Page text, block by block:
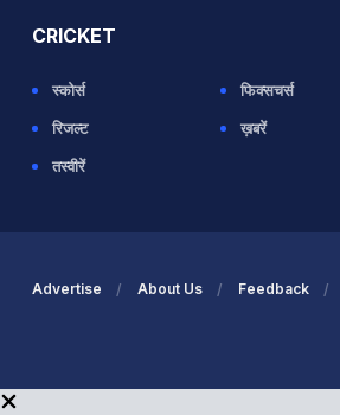
CRICKET
स्कोर्स
फिक्सचर्स
रिजल्ट
ख़बरें
तस्वीरें
Advertise About Us Feedback